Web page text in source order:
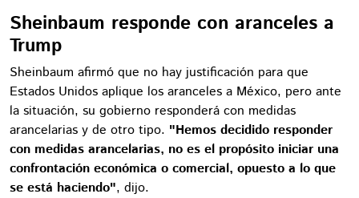
Sheinbaum responde con aranceles a
Trump
Sheinbaum afirmó que no hay justificación para que
Estados Unidos aplique los aranceles a México, pero ante
la situación, su gobierno responderá con medidas
arancelarias y de otro tipo. "Hemos decidido responder
con medidas arancelarias, no es el propósito iniciar una
confrontación económica o comercial, opuesto a lo que
se está haciendo", dijo.